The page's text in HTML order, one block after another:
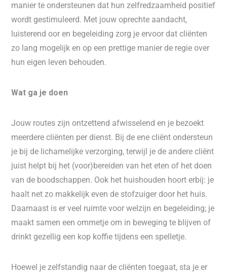
manier te ondersteunen dat hun zelfredzaamheid positief
wordt gestimuleerd. Met jouw oprechte aandacht,
luisterend oor en begeleiding zorg je ervoor dat cliënten
zo lang mogelijk en op een prettige manier de regie over
hun eigen leven behouden.
Wat ga je doen
Jouw routes zijn ontzettend afwisselend en je bezoekt
meerdere cliënten per dienst. Bij de ene cliënt ondersteun
je bij de lichamelijke verzorging, terwijl je de andere cliënt
juist helpt bij het (voor)bereiden van het eten of het doen
van de boodschappen. Ook het huishouden hoort erbij: je
haalt net zo makkelijk even de stofzuiger door het huis.
Daarnaast is er veel ruimte voor welzijn en begeleiding; je
maakt samen een ommetje om in beweging te blijven of
drinkt gezellig een kop koffie tijdens een spelletje.
Hoewel je zelfstandig naar de cliënten toegaat, sta je er